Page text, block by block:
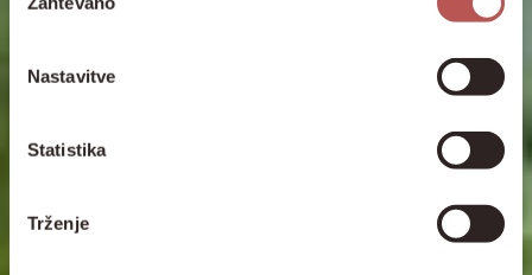
soglasja
Nastavitve
Statistika
Trženje